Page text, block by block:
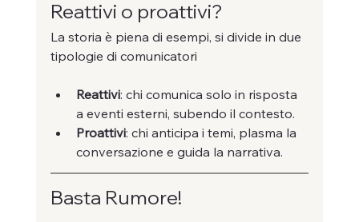
Reattivi o proattivi?
La storia è piena di esempi, si divide in due
tipologie di comunicatori
Reattivi: chi comunica solo in risposta
a eventi esterni, subendo il contesto.
Proattivi: chi anticipa i temi, plasma la
conversazione e guida la narrativa.
Basta Rumore!